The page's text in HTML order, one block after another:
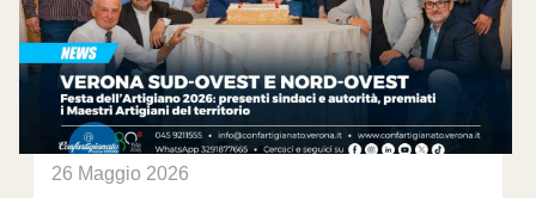
26 Maggio 2026